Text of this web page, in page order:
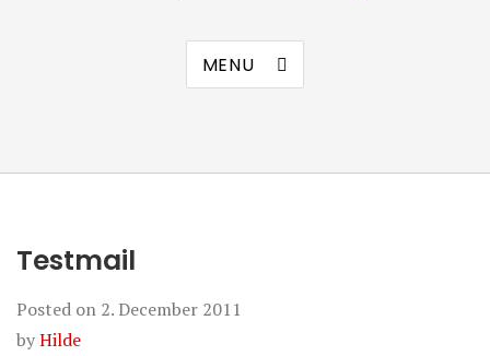
MENU
Testmail
Posted on 2. December 2011
byHilde